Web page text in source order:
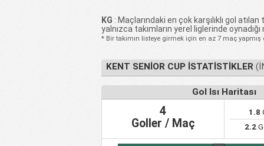
19
Ashford United 1
21
Cray Wanderers FC 1
22
Ramsgate FC 1
23
Dover Athletic FC 1
Sheppey United FC 1
25
Beckenham Town FC 1
KG : Maçlarındaki en çok karşılıklı gol
yalnızca takımların yerel liglerinde
* Bir takımın listeye girmek için en az 7 maç yapmış
KENT SENIOR CUP İSTATISTIKLER
Gol Isı Haritası
4
Goller / Maç
1.8
2.2